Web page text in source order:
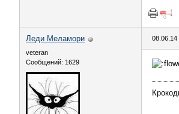
Леди Меламори
veteran
Сообщений: 1629
08.06.14